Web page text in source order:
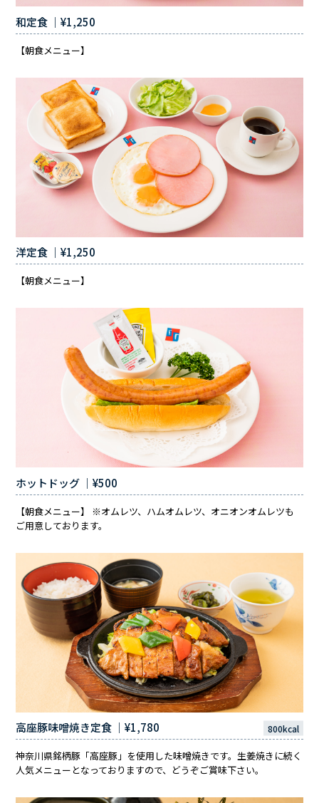
和定食 ｜¥1,250
【朝食メニュー】
洋定食 ｜¥1,250
【朝食メニュー】
ホットドッグ ｜¥500
【朝食メニュー】 ※オムレツ、ハムオムレツ、オニオンオムレツも
ご用意しております。
高座豚味噌焼き定食 ｜¥1,780 800kcal
神奈川県銘柄豚「高座豚」を使用した味噌焼きです。生姜焼きに続く
人気メニューとなっておりますので、どうぞご賞味下さい。